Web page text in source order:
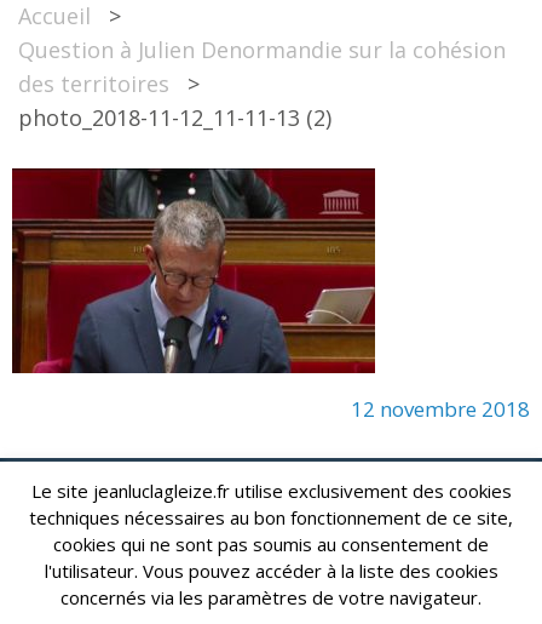
MES ACTIONS 2017 – 2022
Accueil
>
Question à Julien Denormandie sur la cohésion
des territoires
>
photo_2018-11-12_11-11-13 (2)
12 novembre 2018
Jean-Luc LAGLEIZE - e-mail : lagleize2024@gmail.com
Mentions Légales- Copyright © 2024. Tous droits réservés.
Le site jeanluclagleize.fr utilise exclusivement des cookies
techniques nécessaires au bon fonctionnement de ce site,
cookies qui ne sont pas soumis au consentement de
l'utilisateur. Vous pouvez accéder à la liste des cookies
concernés via les paramètres de votre navigateur.